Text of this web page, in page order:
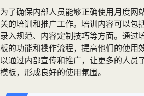
为了确保内部人员能够正确使用月度网
关的培训和推广工作。培训内容可以包
录入规范、内容定制技巧等方面。通过
板的功能和操作流程，提高他们的使用
以通过内部宣传和推广，让更多的人员
模板，形成良好的使用氛围。